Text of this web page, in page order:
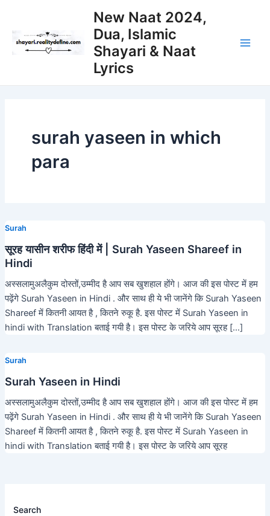
content
New Naat 2024,
Dua, Islamic
Shayari & Naat
Lyrics
surah yaseen in which
para
Surah
सूरह यासीन शरीफ हिंदी में | Surah Yaseen Shareef in
Hindi
अस्सलामुअलैकुम दोस्तों,उम्मीद है आप सब खुशहाल होंगे। आज की इस पोस्ट में हम
पढ़ेंगे Surah Yaseen in Hindi . और साथ ही ये भी जानेंगे कि Surah Yaseen
Shareef में कितनी आयत है , कितने रुकू है. इस पोस्ट में Surah Yaseen in
hindi with Translation बताई गयी है। इस पोस्ट के जरिये आप सूरह […]
Surah
Surah Yaseen in Hindi
अस्सलामुअलैकुम दोस्तों,उम्मीद है आप सब खुशहाल होंगे। आज की इस पोस्ट में हम
पढ़ेंगे Surah Yaseen in Hindi . और साथ ही ये भी जानेंगे कि Surah Yaseen
Shareef में कितनी आयत है , कितने रुकू है. इस पोस्ट में Surah Yaseen in
hindi with Translation बताई गयी है। इस पोस्ट के जरिये आप सूरह
Search